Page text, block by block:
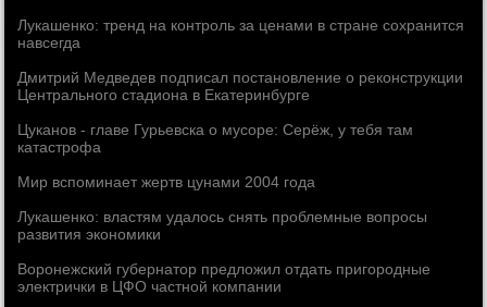
Лукашенко: тренд на контроль за ценами в стране сохранится
навсегда
Дмитрий Медведев подписал постановление о реконструкции
Центрального стадиона в Екатеринбурге
Цуканов - главе Гурьевска о мусоре: Серёж, у тебя там
катастрофа
Мир вспоминает жертв цунами 2004 года
Лукашенко: властям удалось снять проблемные вопросы
развития экономики
Воронежский губернатор предложил отдать пригородные
электрички в ЦФО частной компании